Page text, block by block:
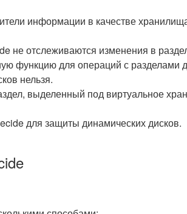
информации в качестве
не отслеживаются изменения в
функцию для операций с разделами
нельзя.
выделенный под виртуальное
для защиты динамических дисков.